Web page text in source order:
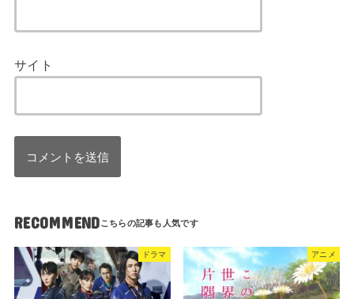
サイト
RECOMMEND
ドラマ アニメ